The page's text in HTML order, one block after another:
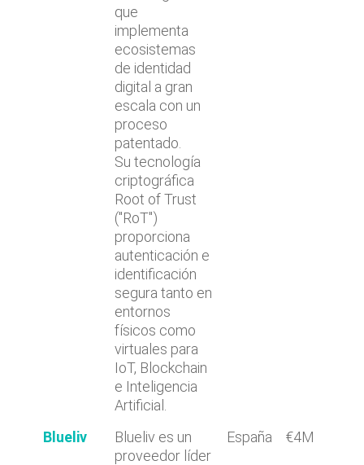
que
implementa
ecosistemas
de identidad
digital a gran
escala con un
proceso
patentado.
Su tecnología
criptográfica
Root of Trust
("RoT")
proporciona
autenticación e
identificación
segura tanto en
entornos
físicos como
virtuales para
IoT, Blockchain
e Inteligencia
Artificial.
Blueliv
Blueliv es un
proveedor líder
España €4M